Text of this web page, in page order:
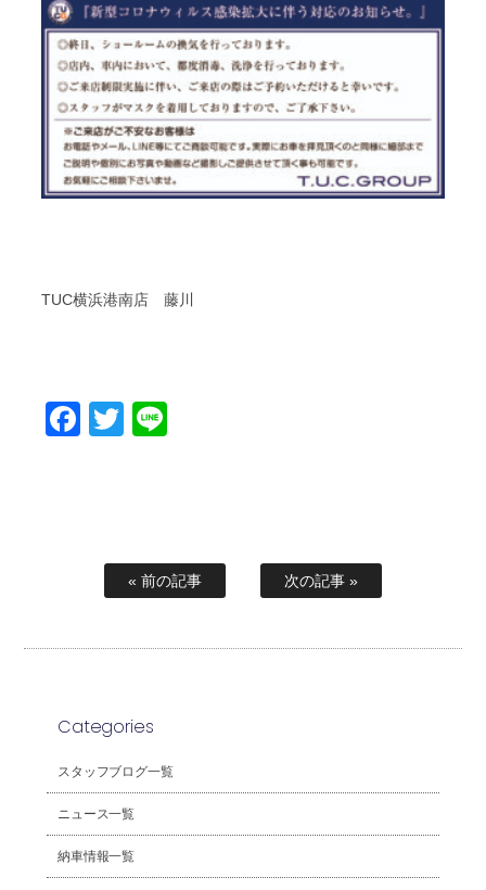
TUC横浜港南店 藤川
Facebook
Twitter
« 前の記事 次の記事 »
Categories
スタッフブログ一覧
ニュース一覧
納車情報一覧